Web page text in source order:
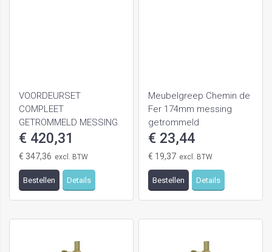
VOORDEURSET
COMPLEET
GETROMMELD MESSING
LINKSWIJZEND
€ 420,31
€ 347,36
Bestellen Details
Meubelgreep Chemin de
Fer 174mm messing
getrommeld
€ 23,44
€ 19,37
Bestellen Details